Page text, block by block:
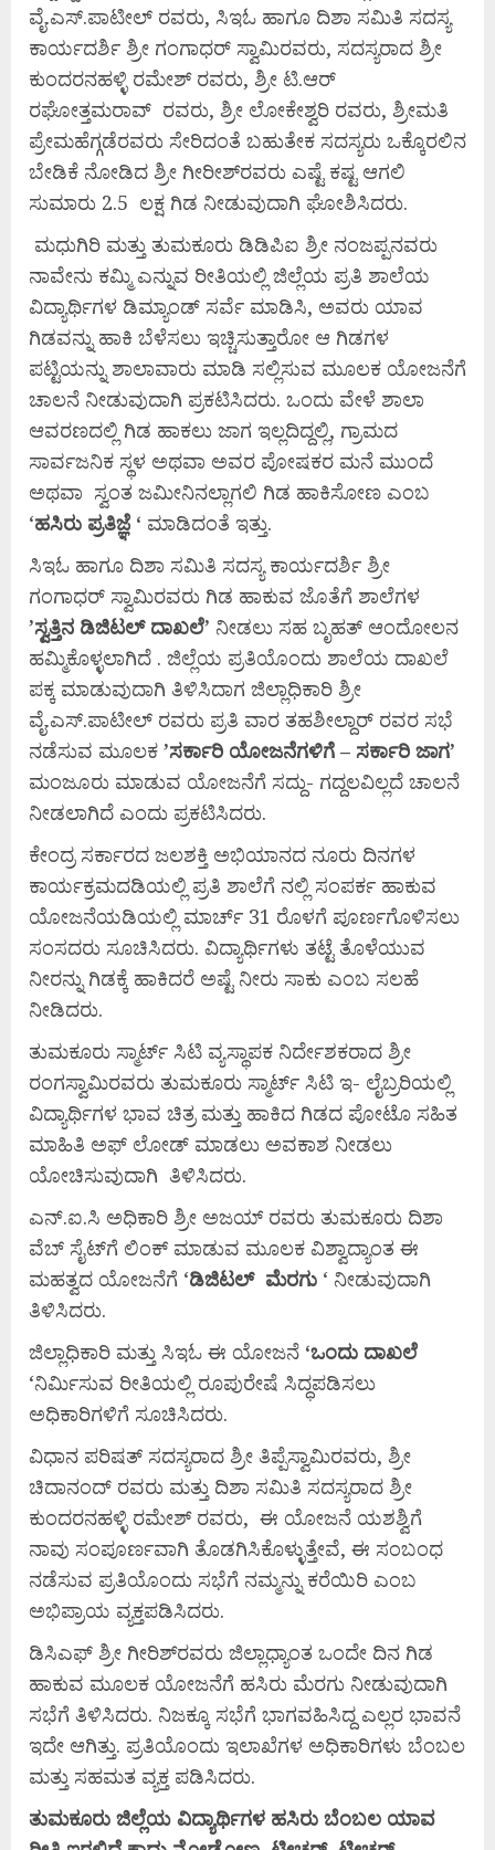
ವೈ.ಎಸ್.ಪಾಟೀಲ್ ರವರು, ಸಿಇಓ ಹಾಗೂ ದಿಶಾ ಸಮಿತಿ ಸದಸ್ಯ
ಕಾರ್ಯದರ್ಶಿ ಶ್ರೀ ಗಂಗಾಧರ್ ಸ್ವಾಮಿರವರು, ಸದಸ್ಯರಾದ ಶ್ರೀ
ಕುಂದರನಹಳ್ಳಿ ರಮೇಶ್ ರವರು, ಶ್ರೀ ಟಿ.ಆರ್
ರಘೋತ್ತಮರಾವ್ ರವರು, ಶ್ರೀ ಲೋಕೇಶ್ವರಿ ರವರು, ಶ್ರೀಮತಿ
ಪ್ರೇಮಹೆಗ್ಗಡೆರವರು ಸೇರಿದಂತೆ ಬಹುತೇಕ ಸದಸ್ಯರು ಒಕ್ಕೊರಲಿನ
ಬೇಡಿಕೆ ನೋಡಿದ ಶ್ರೀ ಗೀರೀಶ್‌ರವರು ಎಷ್ಟೆ ಕಷ್ಟ ಆಗಲಿ
ಸುಮಾರು 2.5 ಲಕ್ಷ ಗಿಡ ನೀಡುವುದಾಗಿ ಘೋಶಿಸಿದರು.
ಮಧುಗಿರಿ ಮತ್ತು ತುಮಕೂರು ಡಿಡಿಪಿಐ ಶ್ರೀ ನಂಜಪ್ಪನವರು
ನಾವೇನು ಕಮ್ಮಿ ಎನ್ನುವ ರೀತಿಯಲ್ಲಿ ಜಿಲ್ಲೆಯ ಪ್ರತಿ ಶಾಲೆಯ
ವಿದ್ಯಾರ್ಥಿಗಳ ಡಿಮ್ಯಾಂಡ್ ಸರ್ವೆ ಮಾಡಿಸಿ, ಅವರು ಯಾವ
ಗಿಡವನ್ನು ಹಾಕಿ ಬೆಳೆಸಲು ಇಚ್ಚಿಸುತ್ತಾರೋ ಆ ಗಿಡಗಳ
ಪಟ್ಟಿಯನ್ನು ಶಾಲಾವಾರು ಮಾಡಿ ಸಲ್ಲಿಸುವ ಮೂಲಕ ಯೋಜನೆಗೆ
ಚಾಲನೆ ನೀಡುವುದಾಗಿ ಪ್ರಕಟಿಸಿದರು. ಒಂದು ವೇಳೆ ಶಾಲಾ
ಆವರಣದಲ್ಲಿ ಗಿಡ ಹಾಕಲು ಜಾಗ ಇಲ್ಲದಿದ್ದಲ್ಲಿ, ಗ್ರಾಮದ
ಸಾರ್ವಜನಿಕ ಸ್ಥಳ ಅಥವಾ ಅವರ ಪೋಷಕರ ಮನೆ ಮುಂದೆ
ಅಥವಾ ಸ್ವಂತ ಜಮೀನಿನಲ್ಲಾಗಲಿ ಗಿಡ ಹಾಕಿಸೋಣ ಎಂಬ
‘ಹಸಿರು ಪ್ರತಿಜ್ಞೆ ‘ ಮಾಡಿದಂತೆ ಇತ್ತು.
ಸಿಇಓ ಹಾಗೂ ದಿಶಾ ಸಮಿತಿ ಸದಸ್ಯ ಕಾರ್ಯದರ್ಶಿ ಶ್ರೀ
ಗಂಗಾಧರ್ ಸ್ವಾಮಿರವರು ಗಿಡ ಹಾಕುವ ಜೊತೆಗೆ ಶಾಲೆಗಳ
’ಸ್ವತ್ತಿನ ಡಿಜಿಟಲ್ ದಾಖಲೆ’ ನೀಡಲು ಸಹ ಬೃಹತ್ ಆಂದೋಲನ
ಹಮ್ಮಿಕೊಳ್ಳಲಾಗಿದೆ . ಜಿಲ್ಲೆಯ ಪ್ರತಿಯೊಂದು ಶಾಲೆಯ ದಾಖಲೆ
ಪಕ್ಕ ಮಾಡುವುದಾಗಿ ತಿಳಿಸಿದಾಗ ಜಿಲ್ಲಾಧಿಕಾರಿ ಶ್ರೀ
ವೈ.ಎಸ್.ಪಾಟೀಲ್ ರವರು ಪ್ರತಿ ವಾರ ತಹಶೀಲ್ದಾರ್ ರವರ ಸಭೆ
ನಡೆಸುವ ಮೂಲಕ ’ಸರ್ಕಾರಿ ಯೋಜನೆಗಳಿಗೆ – ಸರ್ಕಾರಿ ಜಾಗ’
ಮಂಜೂರು ಮಾಡುವ ಯೋಜನೆಗೆ ಸದ್ದು- ಗದ್ದಲವಿಲ್ಲದೆ ಚಾಲನೆ
ನೀಡಲಾಗಿದೆ ಎಂದು ಪ್ರಕಟಿಸಿದರು.
ಕೇಂದ್ರ ಸರ್ಕಾರದ ಜಲಶಕ್ತಿ ಅಭಿಯಾನದ ನೂರು ದಿನಗಳ
ಕಾರ್ಯಕ್ರಮದಡಿಯಲ್ಲಿ ಪ್ರತಿ ಶಾಲೆಗೆ ನಲ್ಲಿ ಸಂಪರ್ಕ ಹಾಕುವ
ಯೋಜನೆಯಡಿಯಲ್ಲಿ ಮಾರ್ಚ್ 31 ರೊಳಗೆ ಪೂರ್ಣಗೊಳಿಸಲು
ಸಂಸದರು ಸೂಚಿಸಿದರು. ವಿದ್ಯಾರ್ಥಿಗಳು ತಟ್ಟೆ ತೊಳೆಯುವ
ನೀರನ್ನು ಗಿಡಕ್ಕೆ ಹಾಕಿದರೆ ಅಷ್ಟೆ ನೀರು ಸಾಕು ಎಂಬ ಸಲಹೆ
ನೀಡಿದರು.
ತುಮಕೂರು ಸ್ಮಾರ್ಟ್ ಸಿಟಿ ವ್ಯಸ್ಥಾಪಕ ನಿರ್ದೇಶಕರಾದ ಶ್ರೀ
ರಂಗಸ್ವಾಮಿರವರು ತುಮಕೂರು ಸ್ಮಾರ್ಟ್ ಸಿಟಿ ಇ- ಲೈಬ್ರರಿಯಲ್ಲಿ
ವಿದ್ಯಾರ್ಥಿಗಳ ಭಾವ ಚಿತ್ರ ಮತ್ತು ಹಾಕಿದ ಗಿಡದ ಪೋಟೊ ಸಹಿತ
ಮಾಹಿತಿ ಅಫ್ ಲೋಡ್ ಮಾಡಲು ಅವಕಾಶ ನೀಡಲು
ಯೋಚಿಸುವುದಾಗಿ ತಿಳಿಸಿದರು.
ಎನ್.ಐ.ಸಿ ಅಧಿಕಾರಿ ಶ್ರೀ ಅಜಯ್ ರವರು ತುಮಕೂರು ದಿಶಾ
ವೆಬ್ ಸೈಟ್‌ಗೆ ಲಿಂಕ್ ಮಾಡುವ ಮೂಲಕ ವಿಶ್ವಾದ್ಯಾಂತ ಈ
ಮಹತ್ವದ ಯೋಜನೆಗೆ ‘ಡಿಜಿಟಲ್ ಮೆರಗು ‘ ನೀಡುವುದಾಗಿ
ತಿಳಿಸಿದರು.
ಜಿಲ್ಲಾಧಿಕಾರಿ ಮತ್ತು ಸಿಇಓ ಈ ಯೋಜನೆ ‘ಒಂದು ದಾಖಲೆ
‘ನಿರ್ಮಿಸುವ ರೀತಿಯಲ್ಲಿ ರೂಪುರೇಷೆ ಸಿದ್ಧಪಡಿಸಲು
ಅಧಿಕಾರಿಗಳಿಗೆ ಸೂಚಿಸಿದರು.
ವಿಧಾನ ಪರಿಷತ್ ಸದಸ್ಯರಾದ ಶ್ರೀ ತಿಪ್ಪೆಸ್ವಾಮಿರವರು, ಶ್ರೀ
ಚಿದಾನಂದ್ ರವರು ಮತ್ತು ದಿಶಾ ಸಮಿತಿ ಸದಸ್ಯರಾದ ಶ್ರೀ
ಕುಂದರನಹಳ್ಳಿ ರಮೇಶ್ ರವರು, ಈ ಯೋಜನೆ ಯಶಶ್ವಿಗೆ
ನಾವು ಸಂಪೂರ್ಣವಾಗಿ ತೊಡಗಿಸಿಕೊಳ್ಳುತ್ತೇವೆ, ಈ ಸಂಬಂಧ
ನಡೆಸುವ ಪ್ರತಿಯೊಂದು ಸಭೆಗೆ ನಮ್ಮನ್ನು ಕರೆಯಿರಿ ಎಂಬ
ಅಭಿಪ್ರಾಯ ವ್ಯಕ್ತಪಡಿಸಿದರು.
ಡಿಸಿಎಫ್ ಶ್ರೀ ಗೀರಿಶ್‌ರವರು ಜಿಲ್ಲಾಧ್ಯಾಂತ ಒಂದೇ ದಿನ ಗಿಡ
ಹಾಕುವ ಮೂಲಕ ಯೋಜನೆಗೆ ಹಸಿರು ಮೆರಗು ನೀಡುವುದಾಗಿ
ಸಭೆಗೆ ತಿಳಿಸಿದರು. ನಿಜಕ್ಕೂ ಸಭೆಗೆ ಭಾಗವಹಿಸಿದ್ದ ಎಲ್ಲರ ಭಾವನೆ
ಇದೇ ಆಗಿತ್ತು. ಪ್ರತಿಯೊಂದು ಇಲಾಖೆಗಳ ಅಧಿಕಾರಿಗಳು ಬೆಂಬಲ
ಮತ್ತು ಸಹಮತ ವ್ಯಕ್ತ ಪಡಿಸಿದರು.
ತುಮಕೂರು ಜಿಲ್ಲೆಯ ವಿದ್ಯಾರ್ಥಿಗಳ ಹಸಿರು ಬೆಂಬಲ ಯಾವ